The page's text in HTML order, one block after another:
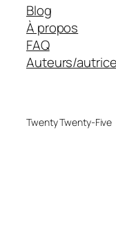
Blog
À propos
FAQ
Auteurs/
Twenty Twenty-Five